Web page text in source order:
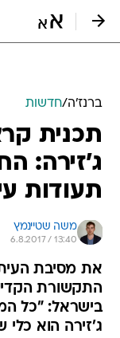
ברנז'ה/חדשות
תכנית
ג'זירה:
תעודות
משה שטיינמץ
6.8.2017 / 13:40
את מסיבת
התקשורת
בישראל: "כל
ג'זירה הוא